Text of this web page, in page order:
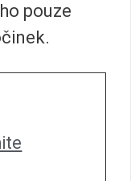
pouze